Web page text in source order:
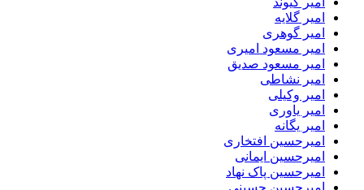
امیر گلایه
امیر گوهری
امیر مسعود امیری
امیر مسعود صدیق
امیر نشاطی
امیر وکیلی
امیر یاوری
امیر یگانه
امیرحسین افتخاری
امیرحسین ایمانی
امیرحسین پاک نهاد
امیرحسین حسینی